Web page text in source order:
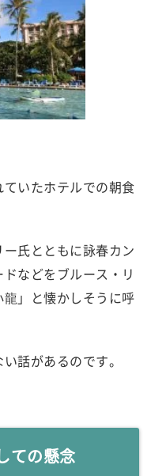
いたホテルでの朝食
氏とともに詠春カン
などをブルース・リ
」と懐かしそうに呼
話があるのです。
ての懸念